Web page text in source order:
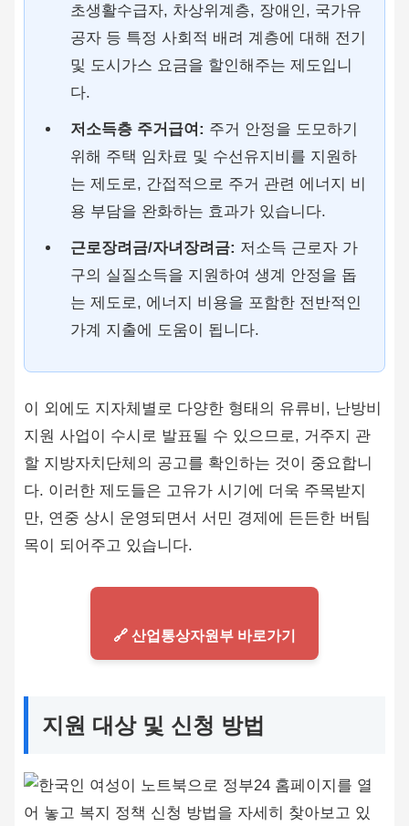
초생활수급자, 차상위계층, 장애인, 국가유
공자 등 특정 사회적 배려 계층에 대해 전기
및 도시가스 요금을 할인해주는 제도입니
다.
저소득층 주거급여: 주거 안정을 도모하기
위해 주택 임차료 및 수선유지비를 지원하
는 제도로, 간접적으로 주거 관련 에너지 비
용 부담을 완화하는 효과가 있습니다.
근로장려금/자녀장려금: 저소득 근로자 가
구의 실질소득을 지원하여 생계 안정을 돕
는 제도로, 에너지 비용을 포함한 전반적인
가계 지출에 도움이 됩니다.
이 외에도 지자체별로 다양한 형태의 유류비, 난방비
지원 사업이 수시로 발표될 수 있으므로, 거주지 관
할 지방자치단체의 공고를 확인하는 것이 중요합니
다. 이러한 제도들은 고유가 시기에 더욱 주목받지
만, 연중 상시 운영되면서 서민 경제에 든든한 버팀
목이 되어주고 있습니다.
🔗 산업통상자원부 바로가기
지원 대상 및 신청 방법